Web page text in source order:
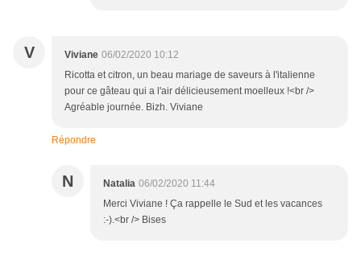
V Viviane 06/02/2020 10:12
Ricotta et citron, un beau mariage de saveurs à l'italienne
pour ce gâteau qui a l'air délicieusement moelleux !<br />
Agréable journée. Bizh. Viviane
Répondre
N Natalia 06/02/2020 11:44
Merci Viviane ! Ça rappelle le Sud et les vacances
:-).<br /> Bises